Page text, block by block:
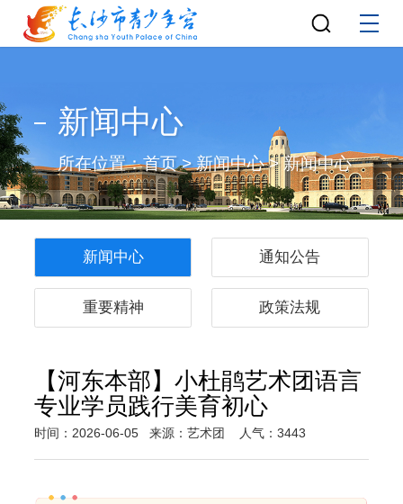
新闻中心
所在位置：首页>新闻中心>新闻中心
新闻中心 通知公告
重要精神 政策法规
【河东本部】小杜鹃艺术团语言
专业学员践行美育初心
时间：2026-06-05 来源：艺术团 人气：3443